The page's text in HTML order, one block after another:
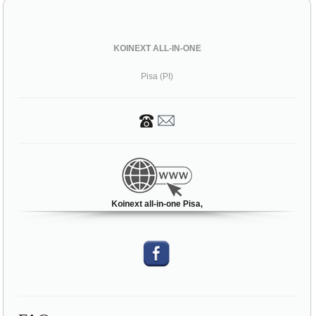
KOINEXT ALL-IN-ONE
Pisa (PI)
Koinext all-in-one Pisa,